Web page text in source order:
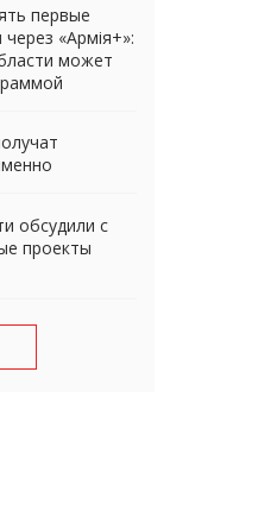
первые
«Армія+»:
может
обсудили с
проекты